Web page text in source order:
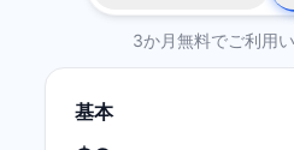
3か月無料でご利用
基本